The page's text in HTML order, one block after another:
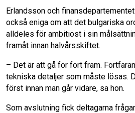
Erlandsson och
också eniga om att det bulgariska
alldeles för ambitiöst i sin
framåt innan halvårsskiftet.
– Det är att gå för fort fram.
tekniska detaljer som måste lösas.
först innan man går vidare, sa hon.
Som avslutning fick deltagarna